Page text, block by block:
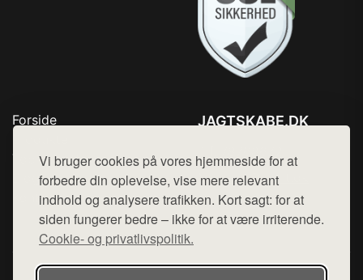
Vi bruger cookies på vores hjemmeside for at
forbedre din oplevelse, vise mere relevant
indhold og analysere trafikken. Kort sagt: for at
siden fungerer bedre – ikke for at være irriterende.
Cookie- og privatlivspolitik.
Forside
Top Rabatter
Blog
Kontakt
JAGTSKABE.DK
Mail: hej@want.dk
Cookie- og privatlivspolitik